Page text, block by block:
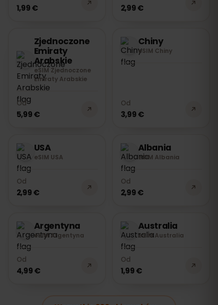
1,99 € 2,99 €
Zjednoczone
Emiraty
Arabskie
eSIM Zjednoczone
Emiraty Arabskie
Od
5,99 €
Chiny
eSIM Chiny
Od
3,99 €
USA
eSIM USA
Od
2,99 €
Albania
eSIM Albania
Od
2,99 €
Argentyna
eSIM Argentyna
Od
4,99 €
Australia
eSIM Australia
Od
1,99 €